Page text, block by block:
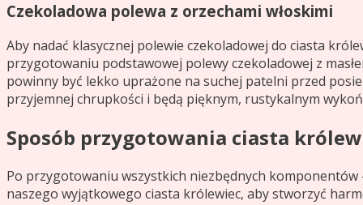
Czekoladowa polewa z orzechami włoskimi
Aby nadać klasycznej polewie czekoladowej do ciasta
przygotowaniu podstawowej polewy czekoladowej z
powinny być lekko uprażone na suchej patelni przed
przyjemnej chrupkości i będą pięknym, rustykalnym
Sposób przygotowania ciasta
Po przygotowaniu wszystkich niezbędnych komponentów
naszego wyjątkowego ciasta królewiec, aby stworzyć